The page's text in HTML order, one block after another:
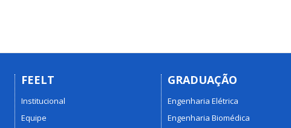
FEELT
Institucional
Equipe
GRADUAÇÃO
Engenharia Elétrica
Engenharia Biomédica